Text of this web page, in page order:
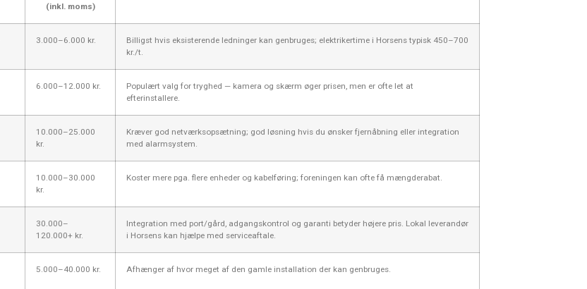
(inkl. moms)
3.000–6.000 kr.
Billigst hvis eksisterende ledninger kan genbruges; elektrikertime i Horsens typisk 450–700
kr./t.
6.000–12.000 kr.
Populært valg for tryghed — kamera og skærm øger prisen, men er ofte let at
efterinstallere.
10.000–25.000
kr.
Kræver god netværksopsætning; god løsning hvis du ønsker fjernåbning eller integration
med alarmsystem.
10.000–30.000
kr.
Koster mere pga. flere enheder og kabelføring; foreningen kan ofte få mængderabat.
30.000–
120.000+ kr.
Integration med port/gård, adgangskontrol og garanti betyder højere pris. Lokal leverandør
i Horsens kan hjælpe med serviceaftale.
5.000–40.000 kr. Afhænger af hvor meget af den gamle installation der kan genbruges.